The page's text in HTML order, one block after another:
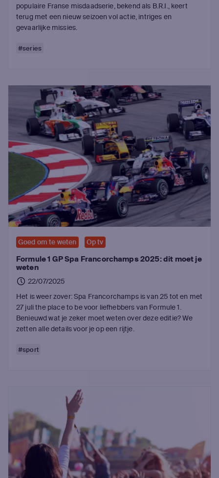
populaire Franse misdaadserie, bekend als B.R.I., keert
terug met een nieuw seizoen vol actie, intriges en
gevaarlijke missies.
#series
Goed om te weten Op tv
Formule 1 GP Spa Francorchamps 2025: dit moet je
weten
22/07/2025
Het is weer zover: Spa Francorchamps is van 25 tot en met
27 juli the place to be voor liefhebbers van Formule 1.
Benieuwd wat je zeker moet weten over deze editie? We
zetten alle details voor je op een rijtje.
#sport